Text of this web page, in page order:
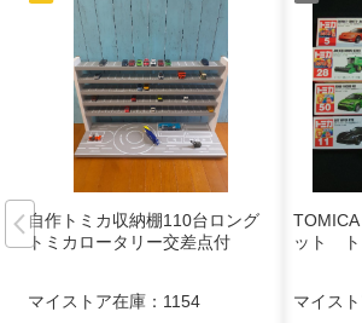
自作トミカ収納棚110台ロング
トミカロータリー交差点付
マイストア在庫： 1154
ット ト
マイス